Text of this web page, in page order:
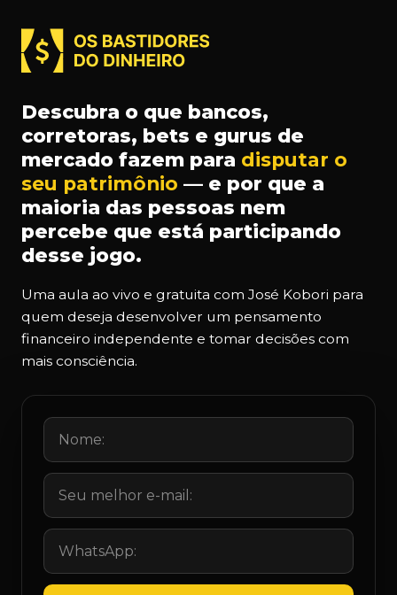
Descubra o que bancos,
corretoras, bets e gurus de
mercado fazem para disputar o
seu patrimônio — e por que a
maioria das pessoas nem
percebe que está participando
desse jogo.
Uma aula ao vivo e gratuita com José Kobori para
quem deseja desenvolver um pensamento
financeiro independente e tomar decisões com
mais consciência.